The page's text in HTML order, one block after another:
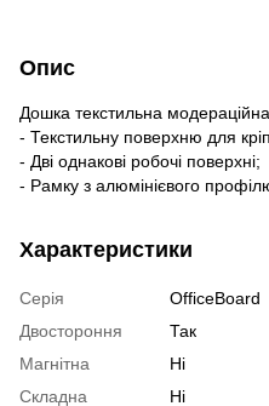
Опис
Дошка текстильна
- Текстильну поверхню для
- Дві однакові робочі поверхні;
- Рамку з алюмінієвого
Характеристики
Серія
OfficeBoard
Двостороння
Так
Магнітна
Ні
Складна
Ні